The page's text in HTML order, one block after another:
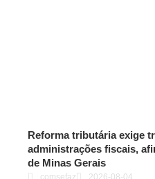
Reforma tributária exige
administrações fiscais,
de Minas Gerais
comsefaz 2026-08-04